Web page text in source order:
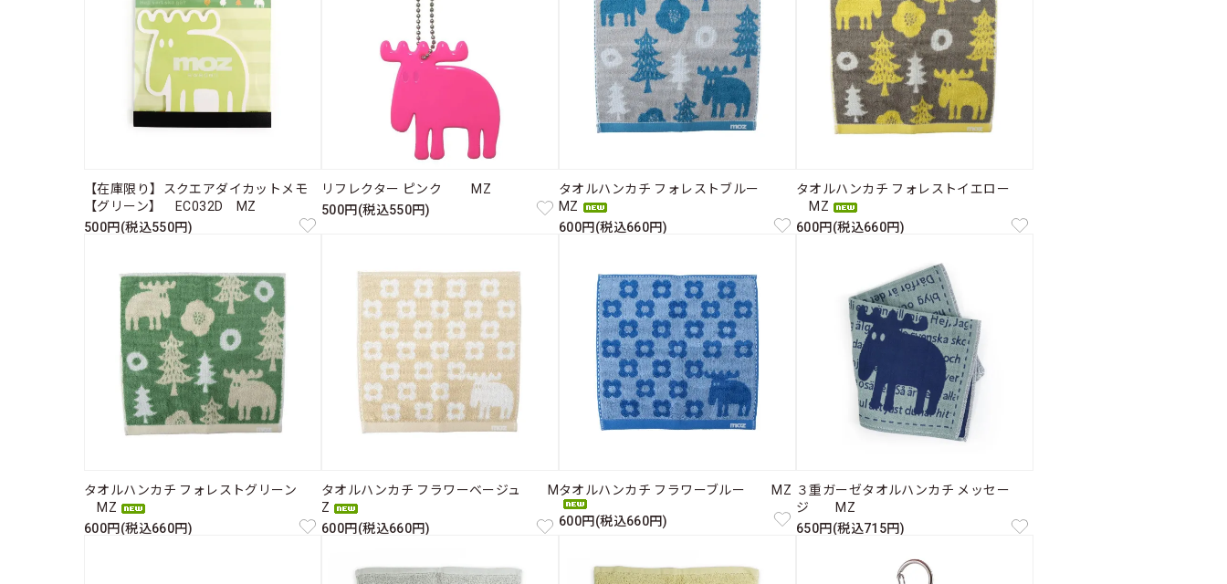
【在庫限り】スクエアダイカットメモ
【グリーン】 EC032D MZ
500円(税込550円)
リフレクター ピンク MZ
500円(税込550円)
タオルハンカチ フォレストブルー
MZ
600円(税込660円)
タオルハンカチ フォレストイエロー
MZ
600円(税込660円)
タオルハンカチ フォレストグリーン
MZ
600円(税込660円)
タオルハンカチ フラワーベージュ M
Z
600円(税込660円)
タオルハンカチ フラワーブルー MZ
600円(税込660円)
３重ガーゼタオルハンカチ メッセー
ジ MZ
650円(税込715円)